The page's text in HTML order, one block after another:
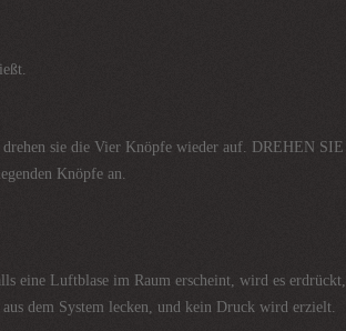
sie die Vier Knöpfe wieder auf. DREHEN SIE
Knöpfe an.
eine Luftblase im Raum erscheint, wird es erdrückt,
dem System lecken, und kein Druck wird erzielt.